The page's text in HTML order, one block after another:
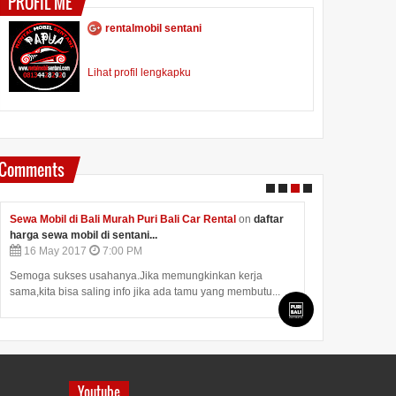
rentalmobil sentani
Lihat profil lengkapku
Sewa Mobil di Bali Murah Puri Bali Car Rental ondaftar
harga sewa mobil di sentani...
16 May 2017
7:00 PM
Semoga sukses usahanya.Jika memungkinkan kerja
sama,kita bisa saling info jika ada tamu yang membutu...
Youtube